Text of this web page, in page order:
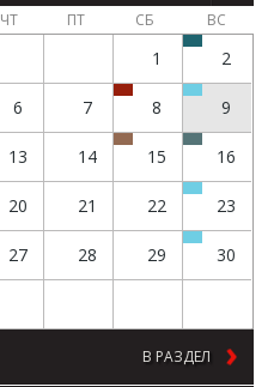
ЧТ ПТ СБ ВС
1 2
6 7 8 9
13 14 15 16
20 21 22 23
27 28 29 30
В РАЗДЕЛ